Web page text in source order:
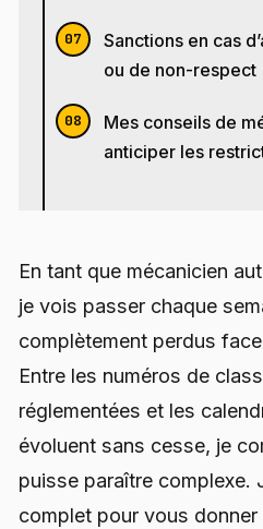
Sanctions en cas
ou de non-respect
Mes conseils de
anticiper les
En tant que mécanicien
je vois passer chaque
complètement perdus
Entre les numéros de
réglementées et les
évoluent sans cesse, je
puisse paraître complexe.
complet pour vous